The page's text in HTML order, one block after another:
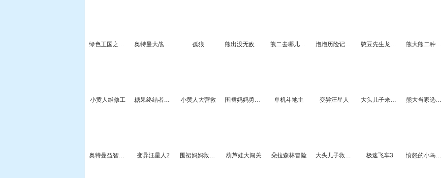
绿色王国之战中文无敌版 奥特曼大战斧头帮 孤狼 熊出没无敌战车 熊二去哪儿选关版 泡泡历险记无敌版 憨豆先生龙岛冒险 熊大熊二种树选关版
小黄人维修工 糖果终结者2无敌版 小黄人大营救 围裙妈妈勇救儿子 单机斗地主 变异汪星人 大头儿子来闯关选关版 熊大当家选关版
奥特曼益智拼图 变异汪星人2 围裙妈妈救儿子5 葫芦娃大闯关 朵拉森林冒险 大头儿子救爸爸5 极速飞车3 愤怒的小鸟炸僵尸